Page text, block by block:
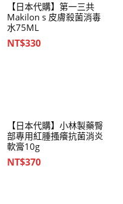
【日本代購】第一三共
Makilon s 皮膚殺菌消毒
水75ML
NT$330
【日本代購】小林製藥臀
部專用紅腫搔癢抗菌消炎
軟膏10g
NT$370